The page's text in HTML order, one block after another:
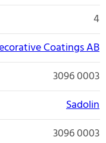
4
Coatings AB
3096 0003
Sadolin
3096 0003